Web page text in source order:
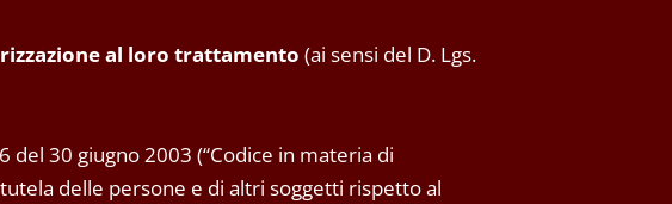
al loro trattamento (ai sensi del D. Lgs.
del 30 giugno 2003 (“Codice in materia di
delle persone e di altri soggetti rispetto al